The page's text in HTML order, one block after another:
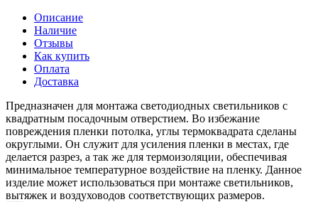
Описание
Наличие
Отзывы
Как купить
Оплата
Доставка
Предназначен для монтажа светодиодных светильников с
квадратным посадочным отверстием. Во избежание
повреждения пленки потолка, углы термоквадрата сделаны
округлыми. Он служит для усиления пленки в местах, где
делается разрез, а так же для термоизоляции, обеспечивая
минимальное температурное воздействие на пленку. Данное
изделие может использоваться при монтаже светильников,
вытяжек и воздуховодов соответствующих размеров.